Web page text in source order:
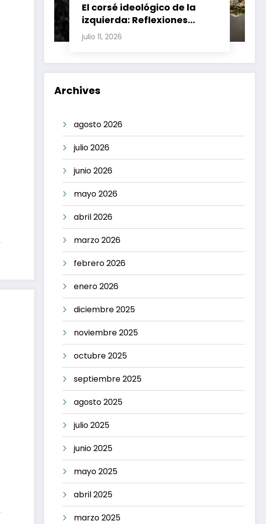
El corsé ideológico de la
izquierda: Reflexiones
sobre el fracaso chavista y
la crisis moral en América
julio 11, 2026
Archives
agosto 2026
julio 2026
junio 2026
mayo 2026
abril 2026
marzo 2026
febrero 2026
enero 2026
diciembre 2025
noviembre 2025
octubre 2025
septiembre 2025
agosto 2025
julio 2025
junio 2025
mayo 2025
abril 2025
marzo 2025